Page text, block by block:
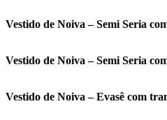
Vestido de Noiva – Semi Seria
Vestido de Noiva – Semi Seria
Vestido de Noiva – Evasê com